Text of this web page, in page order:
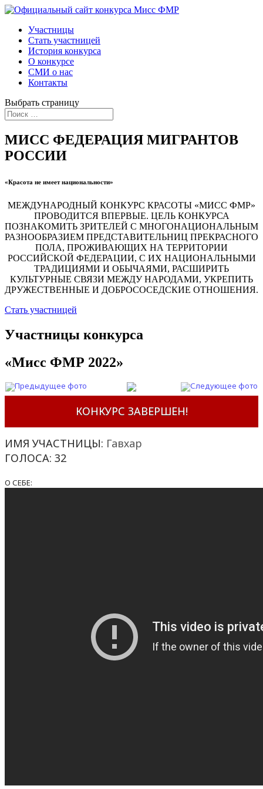
Участницы
Стать участницей
История конкурса
О конкурсе
СМИ о нас
Контакты
Выбрать страницу
МИСС ФЕДЕРАЦИЯ МИГРАНТОВ
РОССИИ
«Красота не имеет национальности»
МЕЖДУНАРОДНЫЙ КОНКУРС КРАСОТЫ «МИСС ФМР»
ПРОВОДИТСЯ ВПЕРВЫЕ. ЦЕЛЬ КОНКУРСА
ПОЗНАКОМИТЬ ЗРИТЕЛЕЙ С МНОГОНАЦИОНАЛЬНЫМ
РАЗНООБРАЗИЕМ ПРЕДСТАВИТЕЛЬНИЦ ПРЕКРАСНОГО
ПОЛА, ПРОЖИВАЮЩИХ НА ТЕРРИТОРИИ
РОССИЙСКОЙ ФЕДЕРАЦИИ, С ИХ НАЦИОНАЛЬНЫМИ
ТРАДИЦИЯМИ И ОБЫЧАЯМИ, РАСШИРИТЬ
КУЛЬТУРНЫЕ СВЯЗИ МЕЖДУ НАРОДАМИ, УКРЕПИТЬ
ДРУЖЕСТВЕННЫЕ И ДОБРОСОСЕДСКИЕ ОТНОШЕНИЯ.
Стать участницей
Участницы конкурса
«Мисс ФМР 2022»
КОНКУРС ЗАВЕРШЕН!
ИМЯ УЧАСТНИЦЫ: Гавхар
ГОЛОСА: 32
О СЕБЕ: